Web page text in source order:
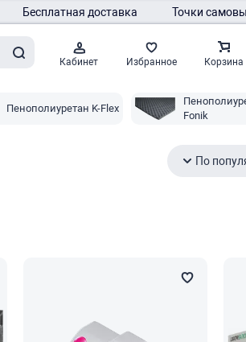
Бесплатная доставка Точки
Кабинет Избранное Корзина
Пенополиуретан K-Flex
Fonik
По